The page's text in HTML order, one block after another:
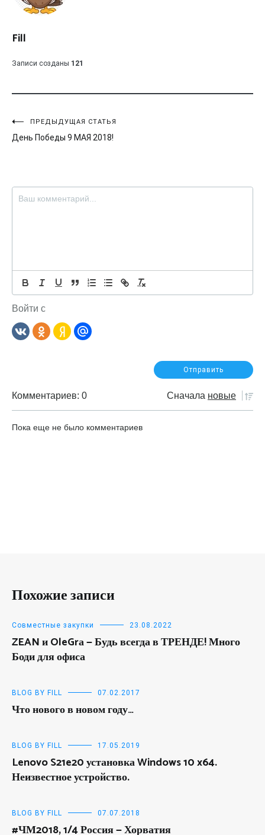
Fill
Записи созданы 121
Навигация
по
ПРЕДЫДУЩАЯ СТАТЬЯ
День Победы 9 МАЯ 2018!
Войти с
Комментариев: 0 Сначала новые
Пока еще не было комментариев
Похожие записи
Совместные закупки 23.08.2022
ZEAN и OleGrа — Будь всегда в ТРЕНДЕ! Много
Боди для офиса
BLOG BY FILL 07.02.2017
Что нового в новом году…
BLOG BY FILL 17.05.2019
Lenovo S21e20 установка Windows 10 x64.
Неизвестное устройство.
BLOG BY FILL 07.07.2018
#ЧМ2018, 1/4 Россия — Хорватия